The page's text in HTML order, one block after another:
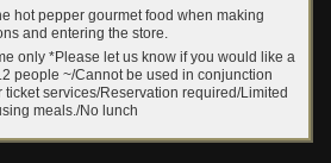
hot pepper gourmet food when making
and entering the store.
only *Please let us know if you would like a
people ~/Cannot be used in conjunction
ticket services/Reservation required/Limited
meals./No lunch